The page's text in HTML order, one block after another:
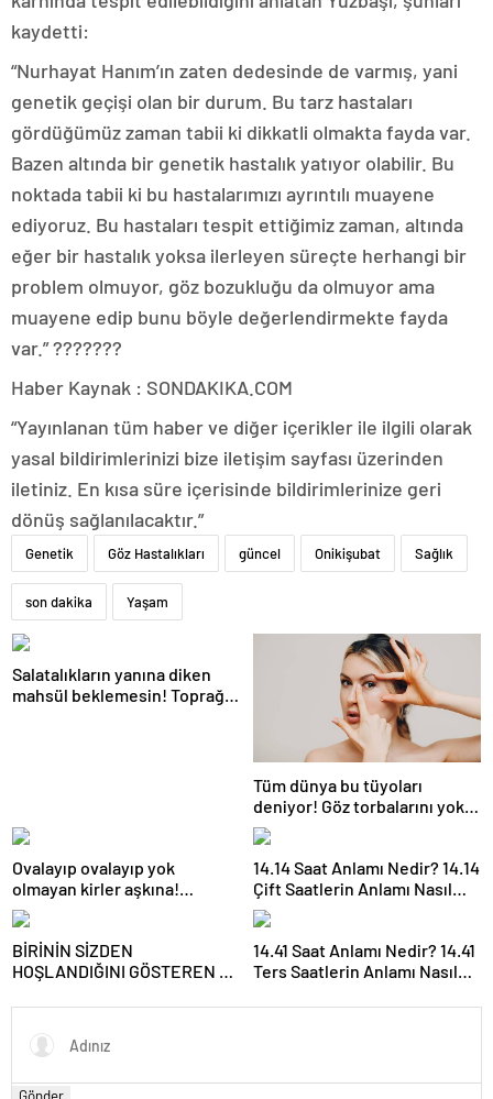
kaydetti:
“Nurhayat Hanım’ın zaten dedesinde de varmış, yani
genetik geçişi olan bir durum. Bu tarz hastaları
gördüğümüz zaman tabii ki dikkatli olmakta fayda var.
Bazen altında bir genetik hastalık yatıyor olabilir. Bu
noktada tabii ki bu hastalarımızı ayrıntılı muayene
ediyoruz. Bu hastaları tespit ettiğimiz zaman, altında
eğer bir hastalık yoksa ilerleyen süreçte herhangi bir
problem olmuyor, göz bozukluğu da olmuyor ama
muayene edip bunu böyle değerlendirmekte fayda
var.” ???????
Haber Kaynak : SONDAKIKA.COM
“Yayınlanan tüm haber ve diğer içerikler ile ilgili olarak
yasal bildirimlerinizi bize iletişim sayfası üzerinden
iletiniz. En kısa süre içerisinde bildirimlerinize geri
dönüş sağlanılacaktır.”
Genetik Göz Hastalıkları güncel Onikişubat Sağlık
son dakika Yaşam
Salatalıkların yanına diken
mahsül beklemesin! Toprağı
Tüm dünya bu tüyoları
deniyor! Göz torbalarını yok
eden yöntem: Hemoroid
kremi
Ovalayıp ovalayıp yok
olmayan kirler aşkına!
Kokusu çıkmayan bulaşıklara
en etkili yöntem
14.14 Saat Anlamı Nedir? 14.14
Çift Saatlerin Anlamı Nasıl
Yorumlanır?
BİRİNİN SİZDEN
HOŞLANDIĞINI GÖSTEREN 6
Meğer en büyük aşk
belirtisi…
14.41 Saat Anlamı Nedir? 14.41
Ters Saatlerin Anlamı Nasıl
Gönder